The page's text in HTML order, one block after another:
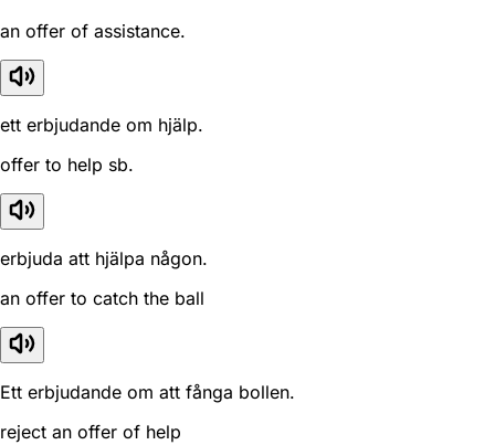
an offer of assistance.
ett erbjudande om hjälp.
offer to help sb.
erbjuda att hjälpa någon.
an offer to catch the ball
Ett erbjudande om att fånga bollen.
reject an offer of help